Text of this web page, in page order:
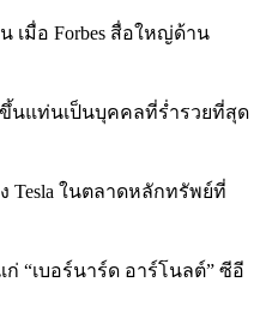
เมื่อ Forbes สื่อใหญ่ด้าน
นแท่นเป็นบุคคลที่ร่ำรวยที่สุด
ในตลาดหลักทรัพย์ที่
“เบอร์นาร์ด อาร์โนลต์” ซีอี